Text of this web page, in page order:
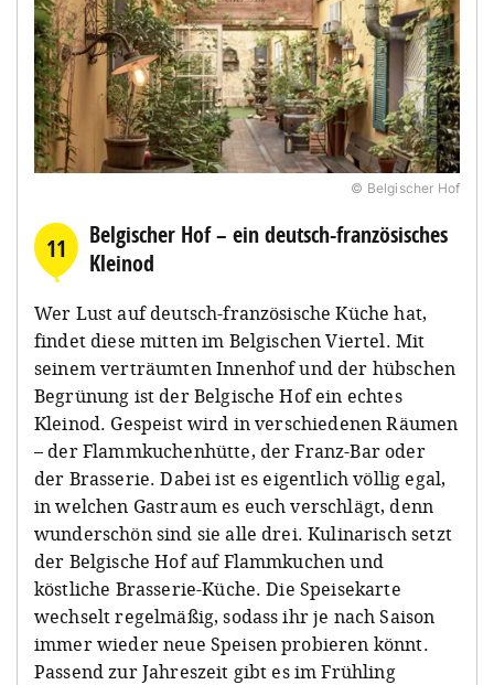
© Belgischer Hof
11
Belgischer Hof – ein deutsch-französisches
Kleinod
Wer Lust auf deutsch-französische Küche hat,
findet diese mitten im Belgischen Viertel. Mit
seinem verträumten Innenhof und der hübschen
Begrünung ist der Belgische Hof ein echtes
Kleinod. Gespeist wird in verschiedenen Räumen
– der Flammkuchenhütte, der Franz-Bar oder
der Brasserie. Dabei ist es eigentlich völlig egal,
in welchen Gastraum es euch verschlägt, denn
wunderschön sind sie alle drei. Kulinarisch setzt
der Belgische Hof auf Flammkuchen und
köstliche Brasserie-Küche. Die Speisekarte
wechselt regelmäßig, sodass ihr je nach Saison
immer wieder neue Speisen probieren könnt.
Passend zur Jahreszeit gibt es im Frühling